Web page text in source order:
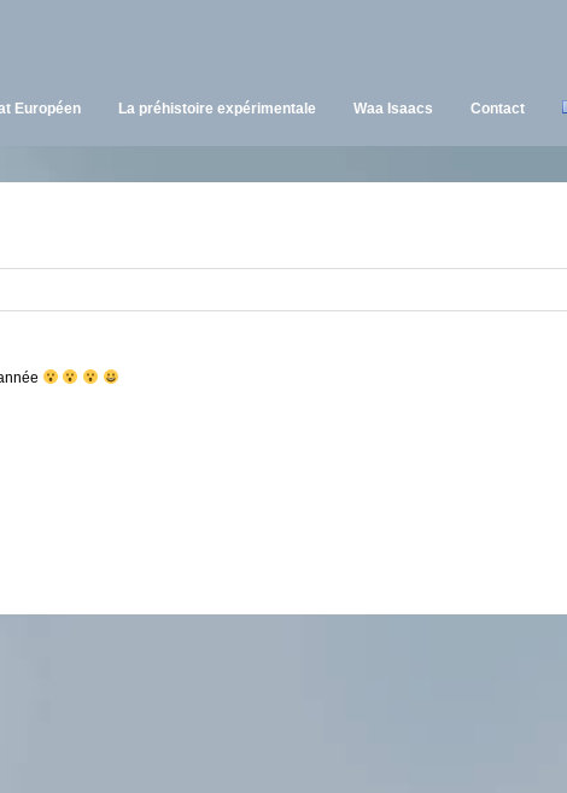
Européen La préhistoire expérimentale Waa Isaacs Contact